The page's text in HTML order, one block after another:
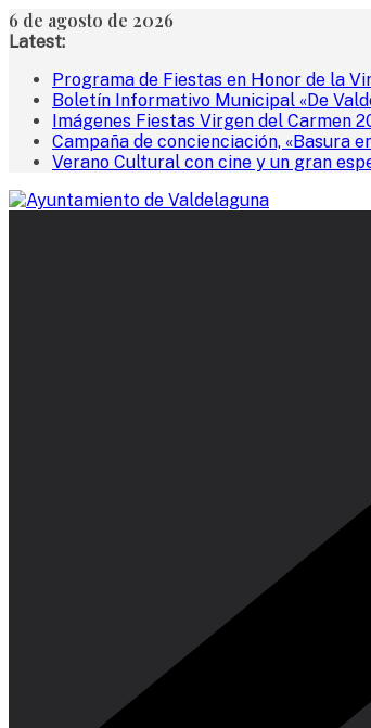
Saltar
al
6 de agosto de 2026
Latest:
Programa de Fiestas en Honor de la
Boletín Informativo Municipal «De
Imágenes Fiestas Virgen del Carmen
Campaña de concienciación, «Basura
Verano Cultural con cine y un gran